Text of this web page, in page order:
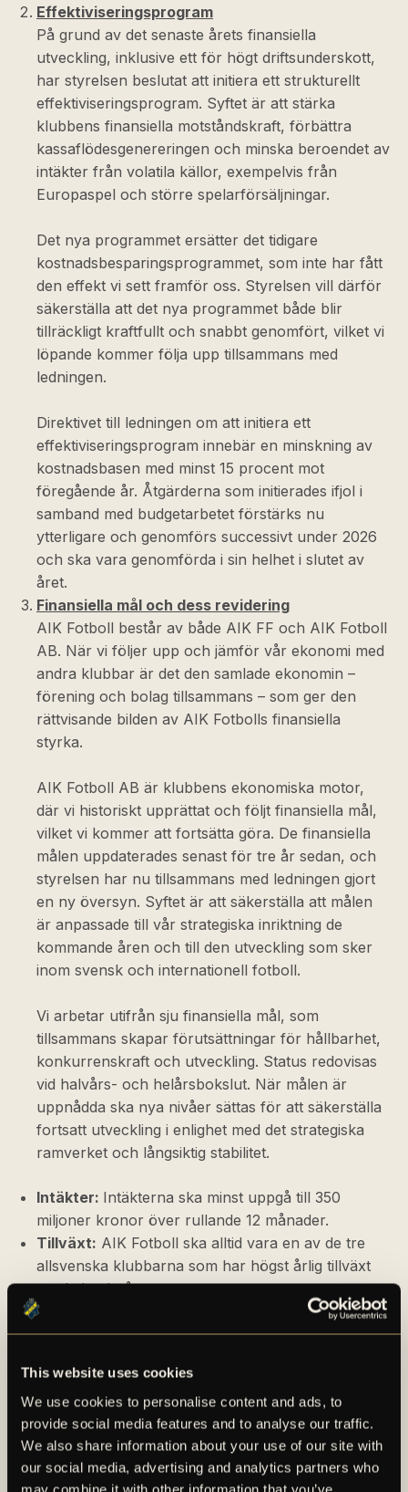
This website uses cookies
We use cookies to personalise content and ads, to
provide social media features and to analyse our traffic.
We also share information about your use of our site with
our social media, advertising and analytics partners who
may combine it with other information that you’ve
Effektiviseringsprogram
På grund av det senaste årets finansiella
utveckling, inklusive ett för högt driftsunderskott,
har styrelsen beslutat att initiera ett strukturellt
effektiviseringsprogram. Syftet är att stärka
klubbens finansiella motståndskraft, förbättra
kassaflödesgenereringen och minska beroendet av
intäkter från volatila källor, exempelvis från
Europaspel och större spelarförsäljningar.
Det nya programmet ersätter det tidigare
kostnadsbesparingsprogrammet, som inte har fått
den effekt vi sett framför oss. Styrelsen vill därför
säkerställa att det nya programmet både blir
tillräckligt kraftfullt och snabbt genomfört, vilket vi
löpande kommer följa upp tillsammans med
ledningen.
Direktivet till ledningen om att initiera ett
effektiviseringsprogram innebär en minskning av
kostnadsbasen med minst 15 procent mot
föregående år. Åtgärderna som initierades ifjol i
samband med budgetarbetet förstärks nu
ytterligare och genomförs successivt under 2026
och ska vara genomförda i sin helhet i slutet av
året.
Finansiella mål och dess revidering
AIK Fotboll består av både AIK FF och AIK Fotboll
AB. När vi följer upp och jämför vår ekonomi med
andra klubbar är det den samlade ekonomin –
förening och bolag tillsammans – som ger den
rättvisande bilden av AIK Fotbolls finansiella
styrka.
AIK Fotboll AB är klubbens ekonomiska motor,
där vi historiskt upprättat och följt finansiella mål,
vilket vi kommer att fortsätta göra. De finansiella
målen uppdaterades senast för tre år sedan, och
styrelsen har nu tillsammans med ledningen gjort
en ny översyn. Syftet är att säkerställa att målen
är anpassade till vår strategiska inriktning de
kommande åren och till den utveckling som sker
inom svensk och internationell fotboll.
Vi arbetar utifrån sju finansiella mål, som
tillsammans skapar förutsättningar för hållbarhet,
konkurrenskraft och utveckling. Status redovisas
vid halvårs- och helårsbokslut. När målen är
uppnådda ska nya nivåer sättas för att säkerställa
fortsatt utveckling i enlighet med det strategiska
ramverket och långsiktig stabilitet.
Intäkter: Intäkterna ska minst uppgå till 350
miljoner kronor över rullande 12 månader.
Tillväxt: AIK Fotboll ska alltid vara en av de tre
allsvenska klubbarna som har högst årlig tillväxt
per kalenderår.
Eget kapital:
Det egna kapitalet ska uppgå till
minst 100 miljoner kronor.
högst uppgå till 20% av de totala tillgångarna.
Likviditet:AIK Fotboll ska ha tillräckligt med
likviditet för att finansiera verksamheten samt
samtliga låneförfall under 12 månader.
Lönsamhet(nytt mål): AIK Fotboll ska uppvisa